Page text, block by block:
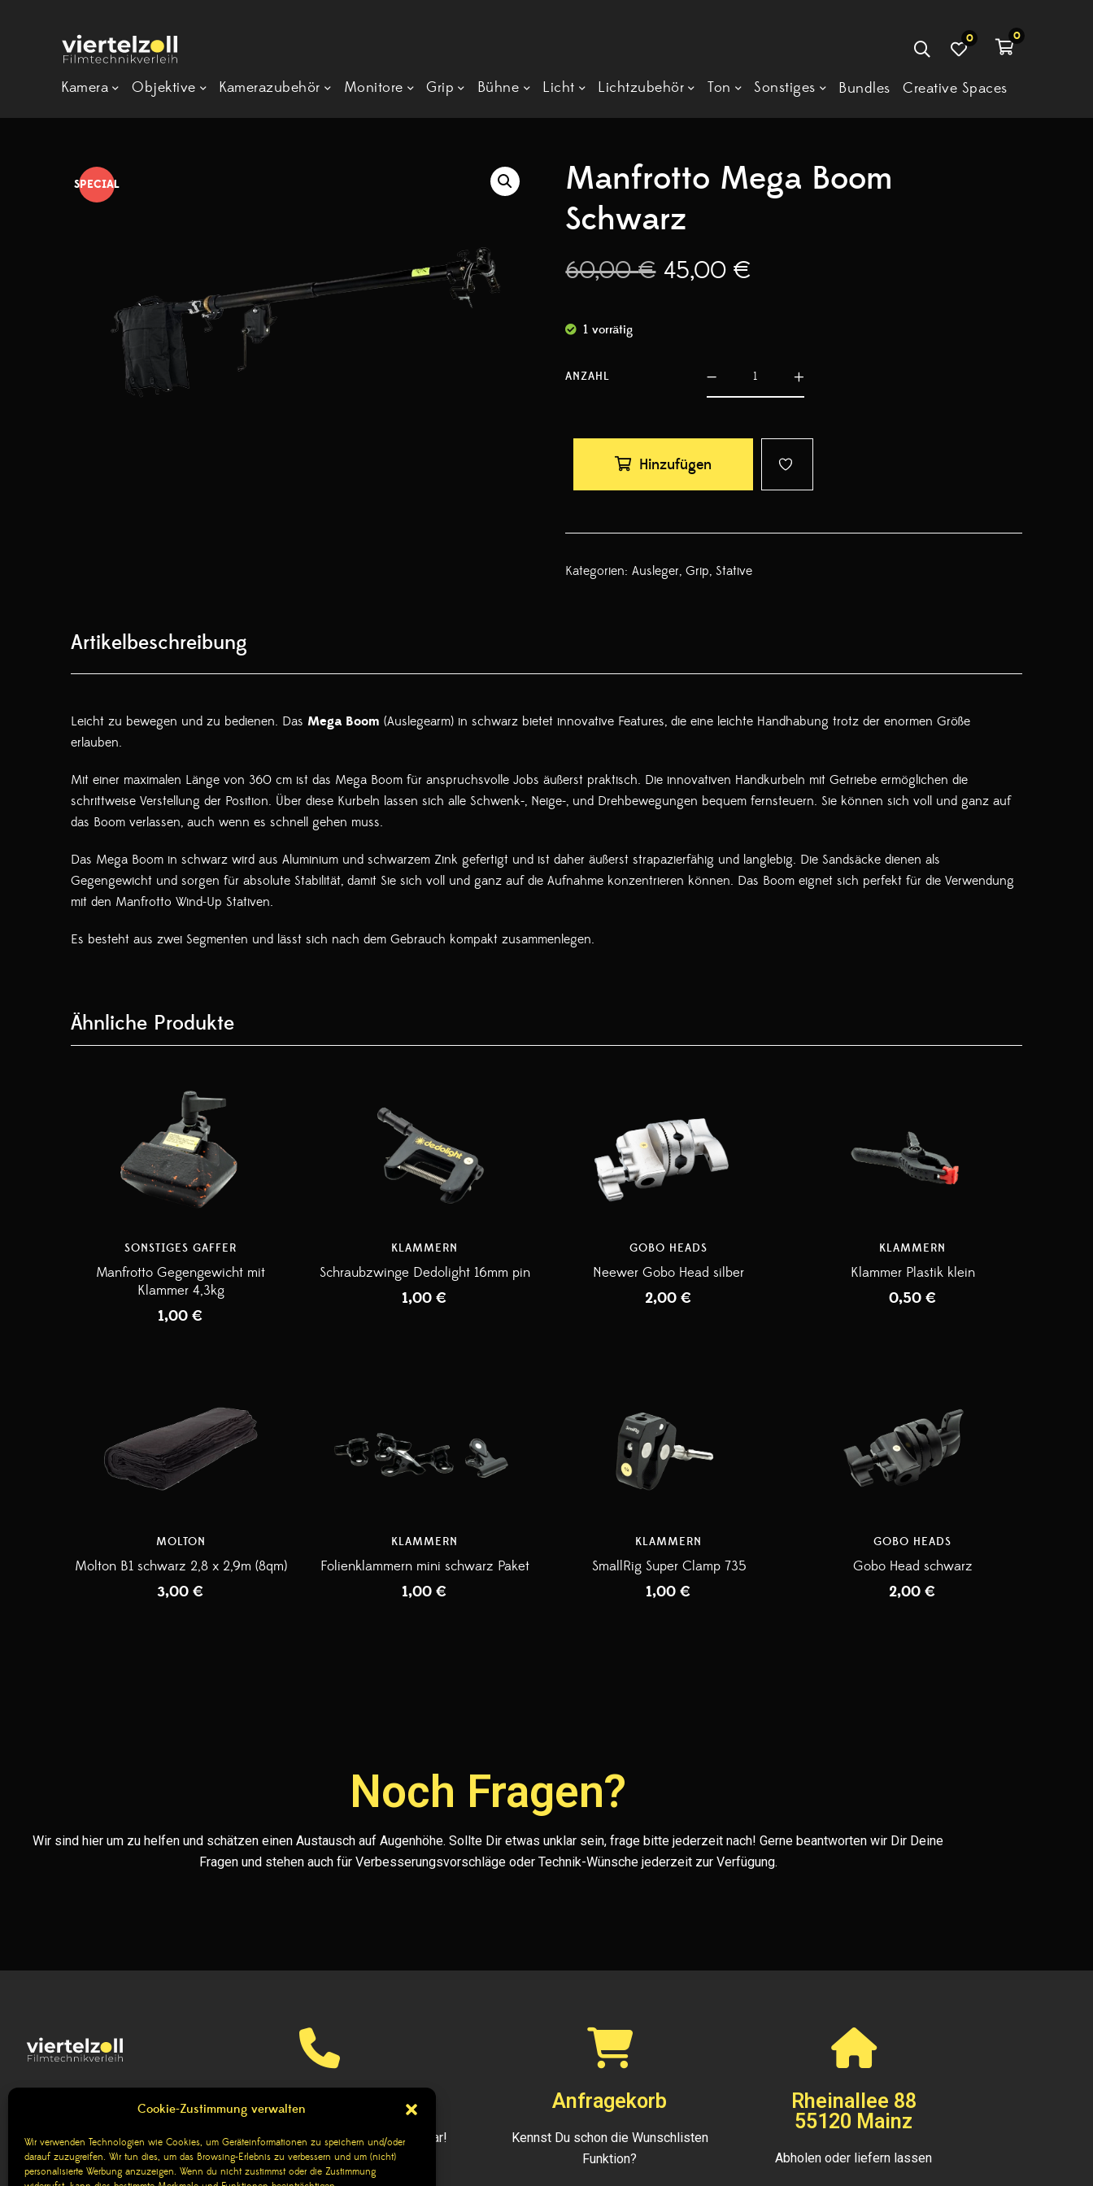
Cookie-Zustimmung verwalten
Wir verwenden Technologien wie Cookies, um Geräteinformationen zu speichern und/oder
darauf zuzugreifen. Wir tun dies, um das Browsing-Erlebnis zu verbessern und um (nicht)
personalisierte Werbung anzuzeigen. Wenn du nicht zustimmst oder die Zustimmung
Kamera Objektive Kamerazubehör Monitore Grip Bühne Licht Lichtzubehör Ton Sonstiges Bundles Creative Spaces
0 0
SPECIAL
Manfrotto Mega Boom
Schwarz
60,00€ 45,00€
1 vorrätig
ANZAHL
Hinzufügen
Kategorien:Ausleger,Grip,Stative
Artikelbeschreibung
Leicht zu bewegen und zu bedienen. Das Mega Boom (Auslegearm) in schwarz bietet innovative Features, die eine leichte Handhabung trotz der enormen Größe
erlauben.
Mit einer maximalen Länge von 360 cm ist das Mega Boom für anspruchsvolle Jobs äußerst praktisch. Die innovativen Handkurbeln mit Getriebe ermöglichen die
schrittweise Verstellung der Position. Über diese Kurbeln lassen sich alle Schwenk-, Neige-, und Drehbewegungen bequem fernsteuern. Sie können sich voll und ganz auf
das Boom verlassen, auch wenn es schnell gehen muss.
Das Mega Boom in schwarz wird aus Aluminium und schwarzem Zink gefertigt und ist daher äußerst strapazierfähig und langlebig. Die Sandsäcke dienen als
Gegengewicht und sorgen für absolute Stabilität, damit Sie sich voll und ganz auf die Aufnahme konzentrieren können. Das Boom eignet sich perfekt für die Verwendung
mit den Manfrotto Wind-Up Stativen.
Es besteht aus zwei Segmenten und lässt sich nach dem Gebrauch kompakt zusammenlegen.
Ähnliche Produkte
SONSTIGES GAFFER
Manfrotto Gegengewicht mit
Klammer 4,3kg
1,00 €
KLAMMERN
Schraubzwinge Dedolight 16mm pin
1,00 €
GOBO HEADS
Neewer Gobo Head silber
2,00 €
KLAMMERN
Klammer Plastik klein
0,50 €
MOLTON
Molton B1 schwarz 2,8 x 2,9m (8qm)
3,00 €
KLAMMERN
Folienklammern mini schwarz Paket
1,00 €
KLAMMERN
SmallRig Super Clamp 735
1,00 €
GOBO HEADS
Gobo Head schwarz
2,00 €
Noch Fragen?
Wir sind hier um zu helfen und schätzen einen Austausch auf Augenhöhe. Sollte Dir etwas unklar sein, frage bitte jederzeit nach! Gerne beantworten wir Dir Deine
Fragen und stehen auch für Verbesserungsvorschläge oder Technik-Wünsche jederzeit zur Verfügung.
06131 2767943
Wir sind für sämtliche Rückfragen erreichbar!
Anfragekorb
Kennst Du schon die Wunschlisten
Funktion?
Rheinallee 88
55120 Mainz
Abholen oder liefern lassen